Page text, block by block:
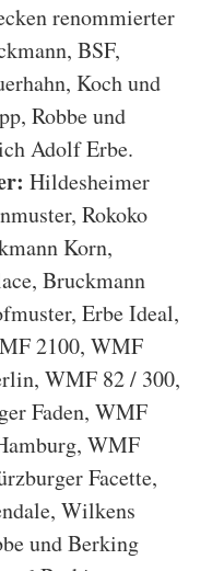
renommierter
, BSF,
, Koch und
, Robbe und
Adolf Erbe.
Hildesheimer
, Rokoko
Korn,
, Bruckmann
, Erbe Ideal,
2100, WMF
, WMF 82 / 300,
Faden, WMF
, WMF
Facette,
, Wilkens
und Berking